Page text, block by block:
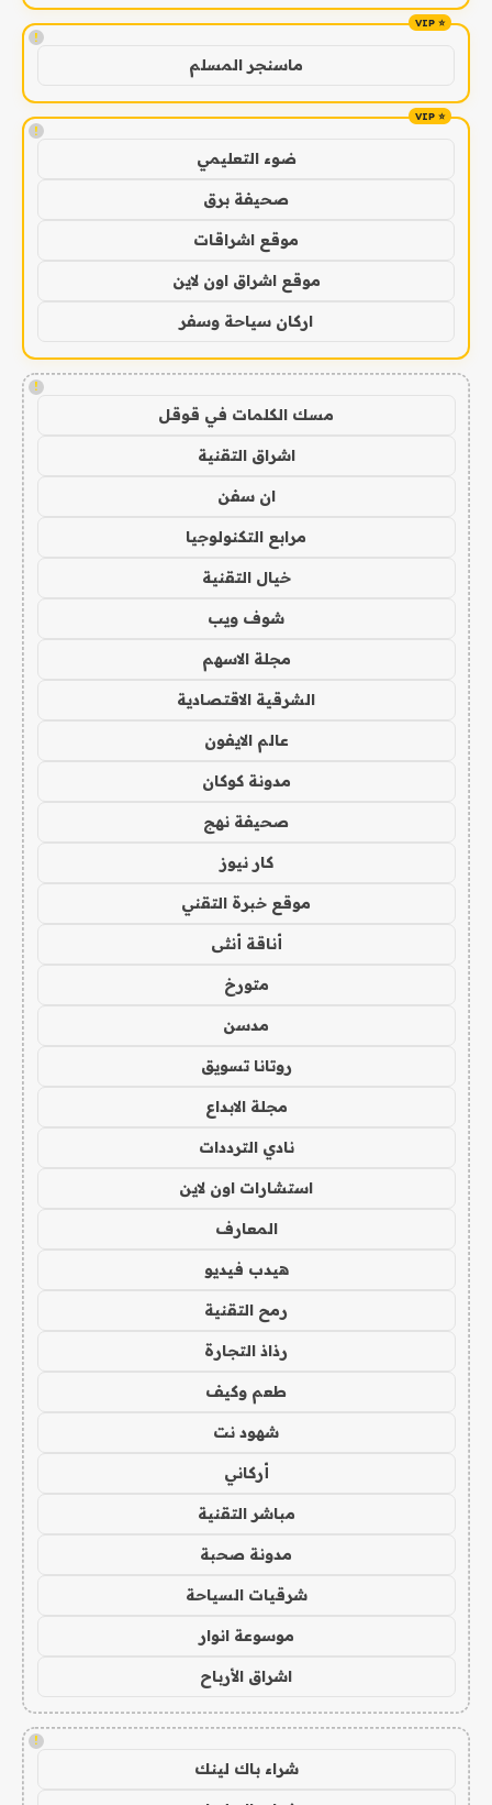
!
ماسنجر المسلم
!
ضوء التعليمي
صحيفة برق
موقع اشراقات
موقع اشراق اون لاين
اركان سياحة وسفر
!
مسك الكلمات في قوقل
اشراق التقنية
ان سفن
مرابع التكنولوجيا
خيال التقنية
شوف ويب
مجلة الاسهم
الشرقية الاقتصادية
عالم الايفون
مدونة كوكان
صحيفة نهج
كار نيوز
موقع خبرة التقني
أناقة أنثى
متورخ
مدسن
روتانا تسويق
مجلة الابداع
نادي الترددات
استشارات اون لاين
المعارف
هيدب فيديو
رمح التقنية
رذاذ التجارة
طعم وكيف
شهود نت
أركاني
مباشر التقنية
مدونة صحبة
شرقيات السياحة
موسوعة انوار
اشراق الأرباح
!
شراء باك لينك